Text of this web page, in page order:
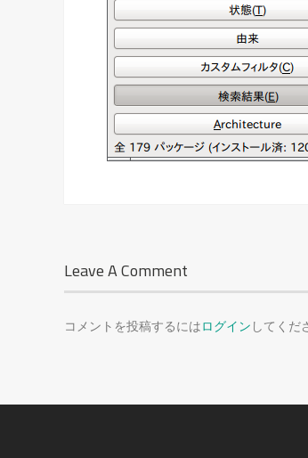
Leave A Comment
コメントを投稿するにはログイン してくだ